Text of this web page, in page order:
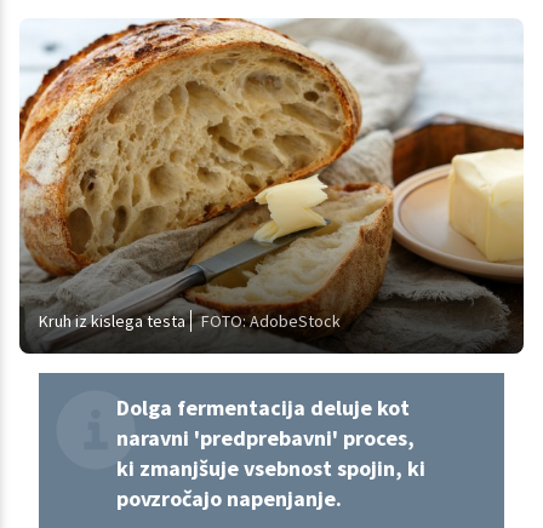
Kruh iz kislega testa FOTO: AdobeStock
Dolga fermentacija deluje kot
naravni 'predprebavni' proces,
ki zmanjšuje vsebnost spojin, ki
povzročajo napenjanje.